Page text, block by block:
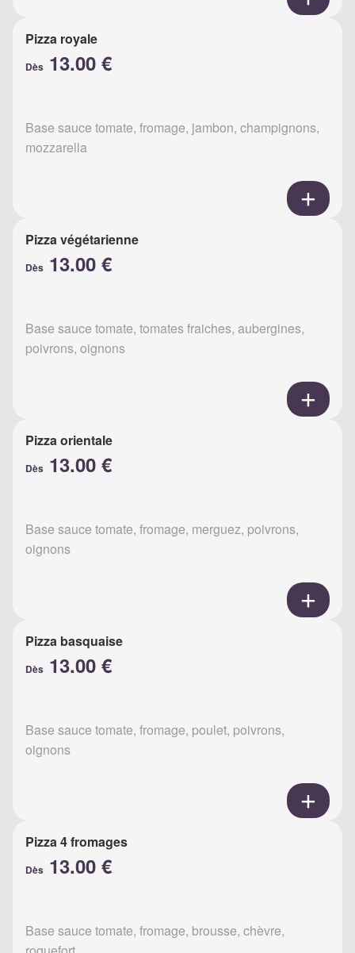
Pizza royale
Dès 13.00 €
Base sauce tomate, fromage, jambon, champignons,
mozzarella
Pizza végétarienne
Dès 13.00 €
Base sauce tomate, tomates fraiches, aubergines,
poivrons, oignons
Pizza orientale
Dès 13.00 €
Base sauce tomate, fromage, merguez, poivrons,
oignons
Pizza basquaise
Dès 13.00 €
Base sauce tomate, fromage, poulet, poivrons,
oignons
Pizza 4 fromages
Dès 13.00 €
Base sauce tomate, fromage, brousse, chèvre,